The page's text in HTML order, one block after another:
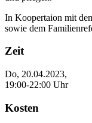
In Koopertaion mit
sowie dem
Zeit
Do, 20.04.2023,
19:00-22:00 Uhr
Kosten